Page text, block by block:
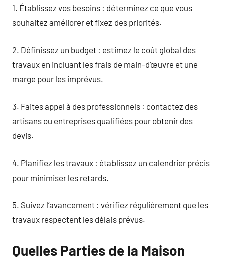
1. Établissez vos besoins : déterminez ce que vous
souhaitez améliorer et fixez des priorités.
2. Définissez un budget : estimez le coût global des
travaux en incluant les frais de main-d’œuvre et une
marge pour les imprévus.
3. Faites appel à des professionnels : contactez des
artisans ou entreprises qualifiées pour obtenir des
devis.
4. Planifiez les travaux : établissez un calendrier précis
pour minimiser les retards.
5. Suivez l’avancement : vérifiez régulièrement que les
travaux respectent les délais prévus.
Quelles Parties de la Maison